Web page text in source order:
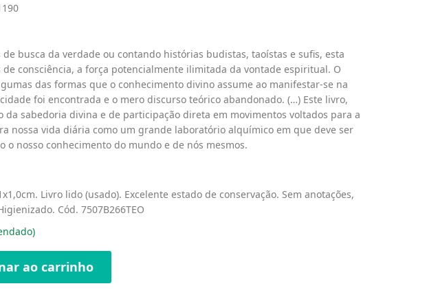
busca da verdade ou contando histórias budistas, taoístas e sufis, esta
consciência, a força potencialmente ilimitada da vontade espiritual. O
das formas que o conhecimento divino assume ao manifestar-se na
foi encontrada e o mero discurso teórico abandonado. (…) Este livro,
da sabedoria divina e de participação direta em movimentos voltados para a
nossa vida diária como um grande laboratório alquímico em que deve ser
o nosso conhecimento do mundo e de nós mesmos.
Livro lido (usado). Excelente estado de conservação. Sem anotações,
Cód. 7507B266TEO
ao carrinho